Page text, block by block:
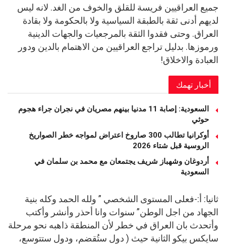
جميع العراقيين فريسة للقلق والخوف من الغد. لانه ليس
لديهم أدنى ثقة بالطبقة السياسية ولا بالحكومة ولا بقادة
العراق. وحتى فقدوا الثقة بالمرجعيات والجهات الدينية
ورموزها. بدليل تراجع العراقيين من الاهتمام بالدين ودور
العبادة والاخلاق!
أخبار تهمك
السعودية: إصابة 11 مدنيا بينهم مصريان في نجران جراء هجوم
حوثي
أوكرانيا تطالب 300 صاروخ اعتراض لمواجه خطر الصواريخ
الروسية قبل شتاء 2026
أردوغان وشهباز شريف يجتمعان مع محمد بن سلمان في
السعودية
ثانيا: أ:-فعلى المستوى الشخصي ” ولله الحمد وكله بنية
الجهاد من اجل الوطن” سنوات وانا أحذر وأنشر وأكتب
وأتحدث بان العراق في خطر لأن المنطقة ذاهبه نحو مرحلة
سايكس بيكو الثانية حيث ( دول ستُقضم، ودول ستتوسع،